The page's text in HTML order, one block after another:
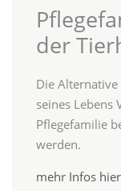
der
Die
seines Lebens
Pflegefamilie
werden.
mehr Infos hier